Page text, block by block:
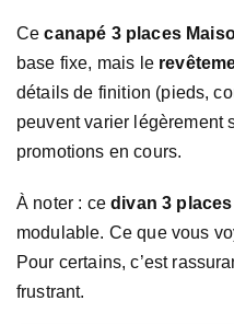
Cecanapé 3 places
base fixe, mais le
détails de finition (pieds,
peuvent varier légèrement
promotions en cours.
À noter : cedivan 3
modulable. Ce que vous
Pour certains, c’est
frustrant.